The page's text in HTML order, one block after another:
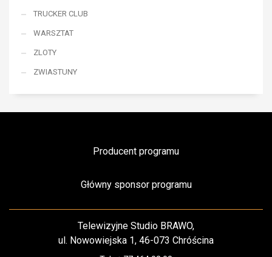
TRUCKER CLUB
WARSZTAT
ZLOTY
ZWIASTUNY
Producent programu
Główny sponsor programu
Telewizyjne Studio BRAWO,
ul. Nowowiejska 1, 46-073 Chróścina